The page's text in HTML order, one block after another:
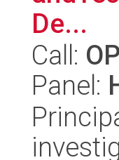
De...
Call:
Panel: